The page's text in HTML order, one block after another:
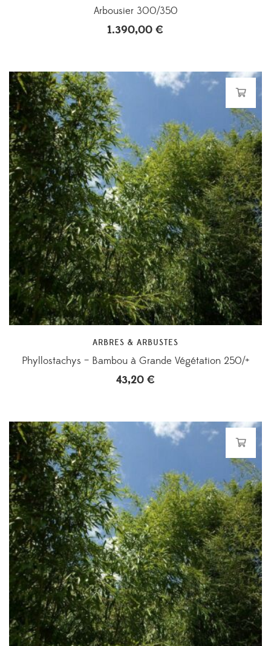
Arbousier 300/350
1.390,00 €
ARBRES & ARBUSTES
Phyllostachys – Bambou à Grande Végétation 250/+
43,20 €